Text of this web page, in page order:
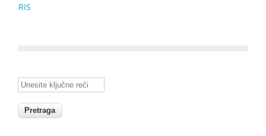
RIS
Unesite ključne reči